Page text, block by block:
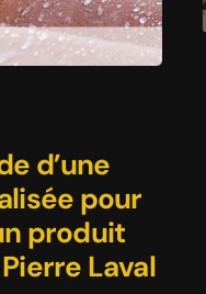
d’une
pour
produit
Laval
et
de toiture
vigueur à
toiture
MARCHAL
42
Renovation